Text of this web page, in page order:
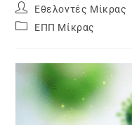
Εθελοντές Μίκρας
ΕΠΠ Μίκρας